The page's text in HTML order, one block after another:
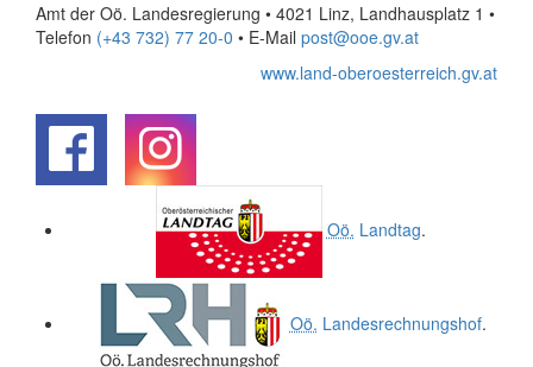
Amt der Oö. Landesregierung • 4021 Linz, Landhausplatz 1 •
Telefon (+43 732) 77 20-0 • E-Mail post@ooe.gv.at
www.land-oberoesterreich.gv.at
Oö. Landtag.
Oö. Landesrechnungshof.